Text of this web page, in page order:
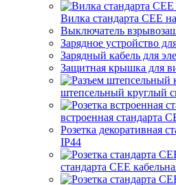
Вилка стандарта CEE
Выключатель
Зарядное устройство
Зарядный кабель для
Защитная крышка для
штепсельный круглый
встроенная стандарта
Розетка декоративная
IP44
стандарта СЕЕ